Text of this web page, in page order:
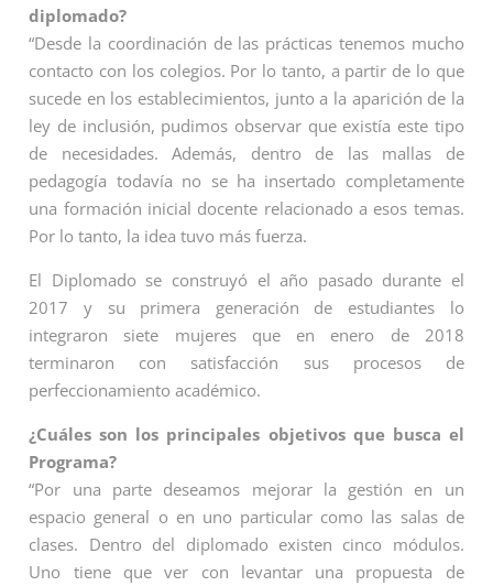
diplomado?
“Desde la coordinación de las prácticas tenemos mucho
contacto con los colegios. Por lo tanto, a partir de lo que
sucede en los establecimientos, junto a la aparición de la
ley de inclusión, pudimos observar que existía este tipo
de necesidades. Además, dentro de las mallas de
pedagogía todavía no se ha insertado completamente
una formación inicial docente relacionado a esos temas.
Por lo tanto, la idea tuvo más fuerza.
El Diplomado se construyó el año pasado durante el
2017 y su primera generación de estudiantes lo
integraron siete mujeres que en enero de 2018
terminaron con satisfacción sus procesos de
perfeccionamiento académico.
¿Cuáles son los principales objetivos que busca el
Programa?
“Por una parte deseamos mejorar la gestión en un
espacio general o en uno particular como las salas de
clases. Dentro del diplomado existen cinco módulos.
Uno tiene que ver con levantar una propuesta de